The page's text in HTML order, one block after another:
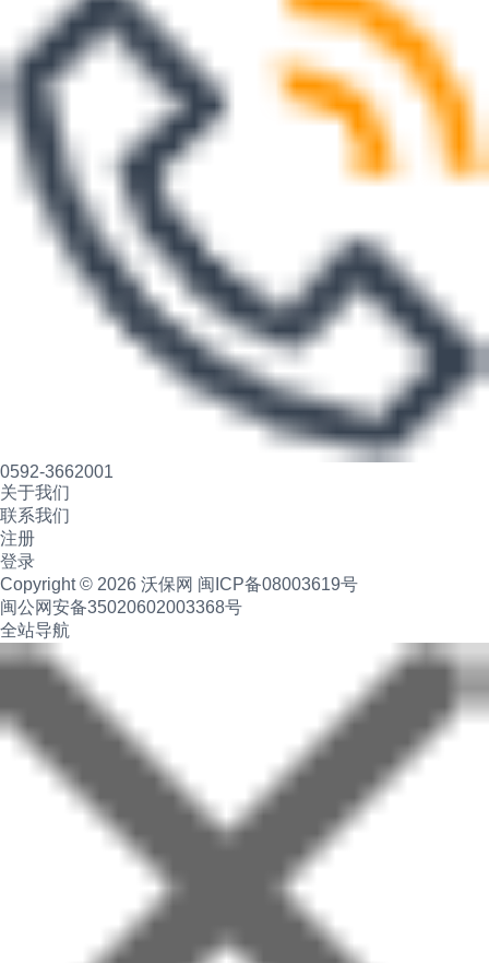
0592-3662001
关于我们
联系我们
注册
登录
Copyright © 2026 沃保网 闽ICP备08003619号
闽公网安备35020602003368号
全站导航